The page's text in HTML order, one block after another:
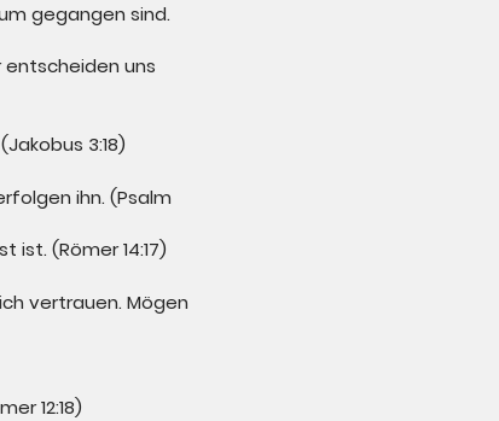
gegangen sind.
uns
3:18)
ihn. (Psalm
ist. (Römer 14:17)
vertrauen. Mögen
12:18)